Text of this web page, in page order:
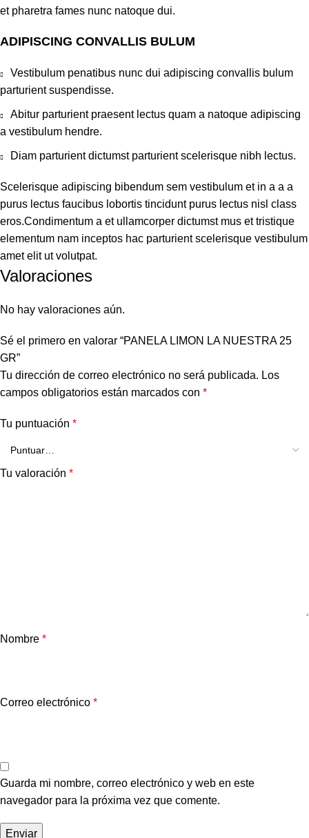
et pharetra fames nunc natoque dui.
ADIPISCING CONVALLIS BULUM
Vestibulum penatibus nunc dui adipiscing convallis bulum
parturient suspendisse.
Abitur parturient praesent lectus quam a natoque adipiscing
a vestibulum hendre.
Diam parturient dictumst parturient scelerisque nibh lectus.
Scelerisque adipiscing bibendum sem vestibulum et in a a a
purus lectus faucibus lobortis tincidunt purus lectus nisl class
eros.Condimentum a et ullamcorper dictumst mus et tristique
elementum nam inceptos hac parturient scelerisque vestibulum
amet elit ut volutpat.
Valoraciones
No hay valoraciones aún.
Sé el primero en valorar “PANELA LIMON LA NUESTRA 25
GR”
Tu dirección de correo electrónico no será publicada. Los
campos obligatorios están marcados con *
Tu puntuación *
Tu valoración *
Nombre *
Correo electrónico *
Guarda mi nombre, correo electrónico y web en este
navegador para la próxima vez que comente.